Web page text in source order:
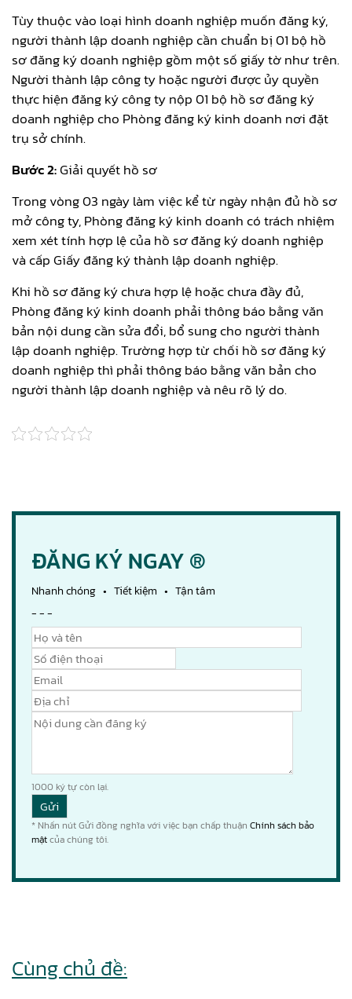
Tùy thuộc vào loại hình doanh nghiệp muốn đăng ký,
người thành lập doanh nghiệp cần chuẩn bị 01 bộ hồ
sơ đăng ký doanh nghiệp gồm một số giấy tờ như trên.
Người thành lập công ty hoặc người được ủy quyền
thực hiện đăng ký công ty nộp 01 bộ hồ sơ đăng ký
doanh nghiệp cho Phòng đăng ký kinh doanh nơi đặt
trụ sở chính.
Bước 2:Giải quyết hồ sơ
Trong vòng 03 ngày làm việc kể từ ngày nhận đủ hồ sơ
mở công ty, Phòng đăng ký kinh doanh có trách nhiệm
xem xét tính hợp lệ của hồ sơ đăng ký doanh nghiệp
và cấp Giấy đăng ký thành lập doanh nghiệp.
Khi hồ sơ đăng ký chưa hợp lệ hoặc chưa đầy đủ,
Phòng đăng ký kinh doanh phải thông báo bằng văn
bản nội dung cần sửa đổi, bổ sung cho người thành
lập doanh nghiệp. Trường hợp từ chối hồ sơ đăng ký
doanh nghiệp thì phải thông báo bằng văn bản cho
người thành lập doanh nghiệp và nêu rõ lý do.
ĐĂNG KÝ NGAY ®
Nhanh chóng • Tiết kiệm • Tận tâm
- - -
1000 ký tự còn lại.
* Nhấn nút Gửi đồng nghĩa với việc bạn chấp thuận Chính sách bảo
mậtcủa chúng tôi.
Cùng chủ đề: